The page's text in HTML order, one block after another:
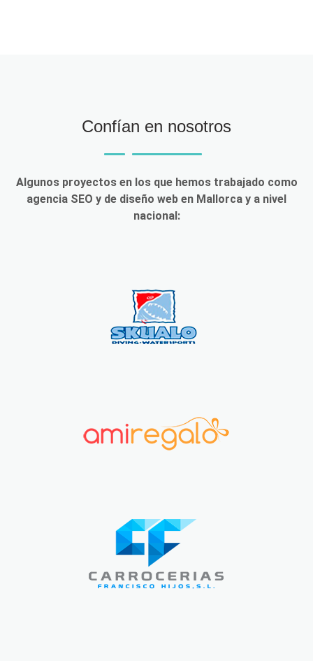
Confían en nosotros
Algunos proyectos en los que hemos trabajado como
agencia SEO y de diseño web en Mallorca y a nivel
nacional: